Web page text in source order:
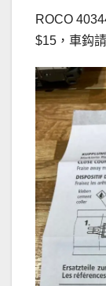
ROCO
$15，車鈎